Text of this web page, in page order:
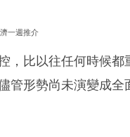
一週推介
，比以往任何時候
管形勢尚未演變成